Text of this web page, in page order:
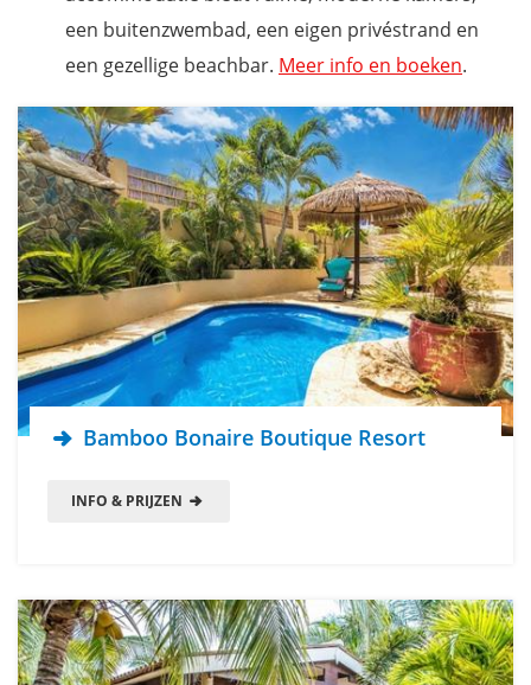
een buitenzwembad, een eigen privéstrand en
een gezellige beachbar. Meer info en boeken.
Bamboo Bonaire Boutique Resort
INFO & PRIJZEN